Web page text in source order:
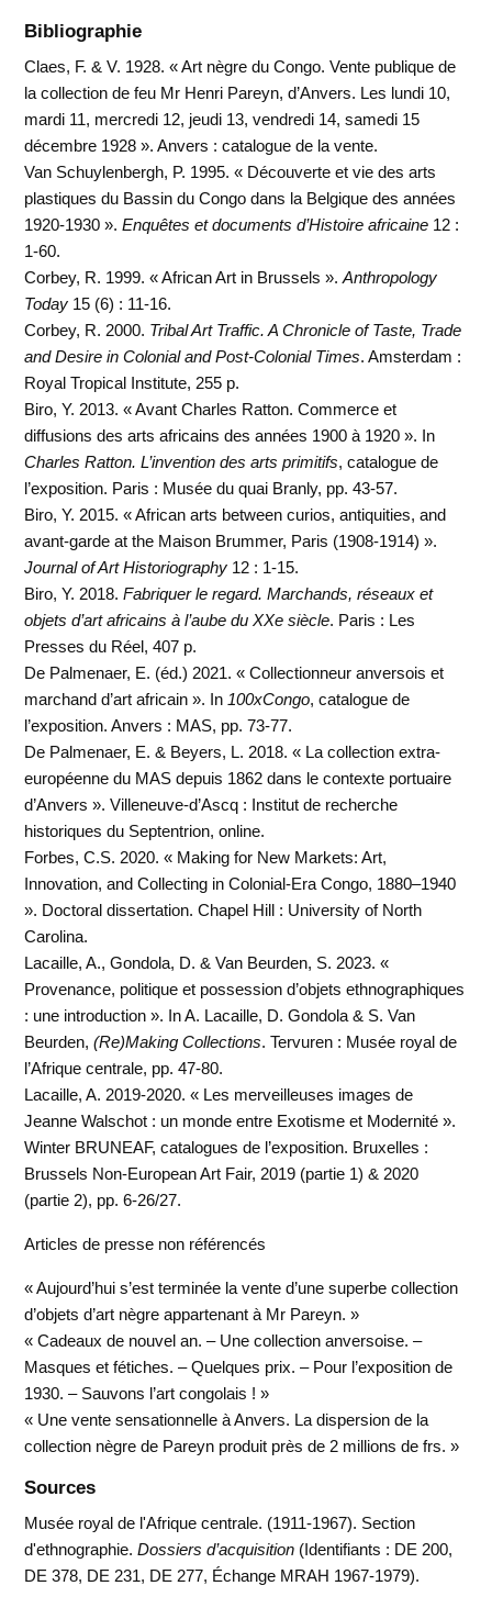
Bibliographie
Claes, F. & V. 1928. « Art nègre du Congo. Vente publique de
la collection de feu Mr Henri Pareyn, d’Anvers. Les lundi 10,
mardi 11, mercredi 12, jeudi 13, vendredi 14, samedi 15
décembre 1928 ». Anvers : catalogue de la vente.
Van Schuylenbergh, P. 1995. « Découverte et vie des arts
plastiques du Bassin du Congo dans la Belgique des années
1920-1930 ».Enquêtes et documents d’Histoire africaine 12 :
1-60.
Corbey, R. 1999. « African Art in Brussels ».Anthropology
Today 15 (6) : 11-16.
Corbey, R. 2000. Tribal Art Traffic. A Chronicle of Taste, Trade
and Desire in Colonial and Post-Colonial Times. Amsterdam :
Royal Tropical Institute, 255 p.
Biro, Y. 2013. « Avant Charles Ratton. Commerce et
diffusions des arts africains des années 1900 à 1920 ». In
Charles Ratton. L’invention des arts primitifs, catalogue de
l’exposition. Paris : Musée du quai Branly, pp. 43-57.
Biro, Y. 2015. « African arts between curios, antiquities, and
avant-garde at the Maison Brummer, Paris (1908-1914) ».
Journal of Art Historiography 12 : 1-15.
Biro, Y. 2018.Fabriquer le regard. Marchands, réseaux et
objets d’art africains à l’aube du XXe siècle. Paris : Les
Presses du Réel, 407 p.
De Palmenaer, E. (éd.) 2021. « Collectionneur anversois et
marchand d’art africain ». In 100xCongo, catalogue de
l’exposition. Anvers : MAS, pp. 73-77.
De Palmenaer, E. & Beyers, L. 2018. « La collection extra-
européenne du MAS depuis 1862 dans le contexte portuaire
d’Anvers ». Villeneuve-d’Ascq : Institut de recherche
historiques du Septentrion, online.
Forbes, C.S. 2020. « Making for New Markets: Art,
Innovation, and Collecting in Colonial-Era Congo, 1880–1940
». Doctoral dissertation. Chapel Hill : University of North
Carolina.
Lacaille, A., Gondola, D. & Van Beurden, S. 2023. «
Provenance, politique et possession d’objets ethnographiques
: une introduction ». In A. Lacaille, D. Gondola & S. Van
Beurden,(Re)Making Collections. Tervuren : Musée royal de
l’Afrique centrale, pp. 47-80.
Lacaille, A. 2019-2020. « Les merveilleuses images de
Jeanne Walschot : un monde entre Exotisme et Modernité ».
Winter BRUNEAF, catalogues de l’exposition. Bruxelles :
Brussels Non-European Art Fair, 2019 (partie 1) & 2020
(partie 2), pp. 6-26/27.
Articles de presse non référencés
« Aujourd’hui s’est terminée la vente d’une superbe collection
d’objets d’art nègre appartenant à Mr Pareyn. »
« Cadeaux de nouvel an. – Une collection anversoise. –
Masques et fétiches. – Quelques prix. – Pour l’exposition de
1930. – Sauvons l’art congolais ! »
« Une vente sensationnelle à Anvers. La dispersion de la
collection nègre de Pareyn produit près de 2 millions de frs. »
Sources
Musée royal de l'Afrique centrale. (1911-1967). Section
d'ethnographie.Dossiers d’acquisition (Identifiants : DE 200,
DE 378, DE 231, DE 277, Échange MRAH 1967-1979).